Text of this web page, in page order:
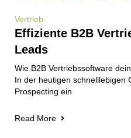
Vertrieb
Effiziente B2B
Leads
Wie B2B Vertriebssoftware
In der heutigen schnelllebigen
Prospecting ein
Read More